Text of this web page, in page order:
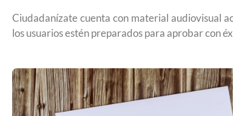
Ciudadanízate cuenta con material audiovisual
los usuarios estén preparados para aprobar con